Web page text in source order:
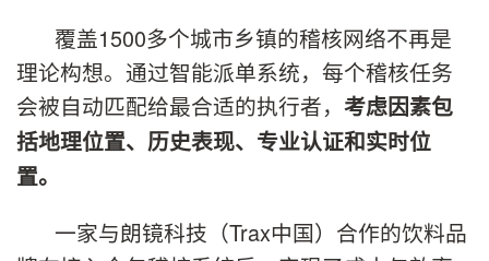
覆盖1500多个城市乡镇的稽核网络不再是
理论构想。通过智能派单系统，每个稽核任务
会被自动匹配给最合适的执行者， 考虑因素包
括地理位置、历史表现、专业认证和实时位
置。
一家与朗镜科技（Trax中国）合作的饮料品